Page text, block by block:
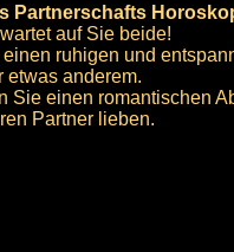
Partnerschafts
auf Sie beide!
ruhigen und
etwas anderem.
Sie einen romantischen
Partner lieben.